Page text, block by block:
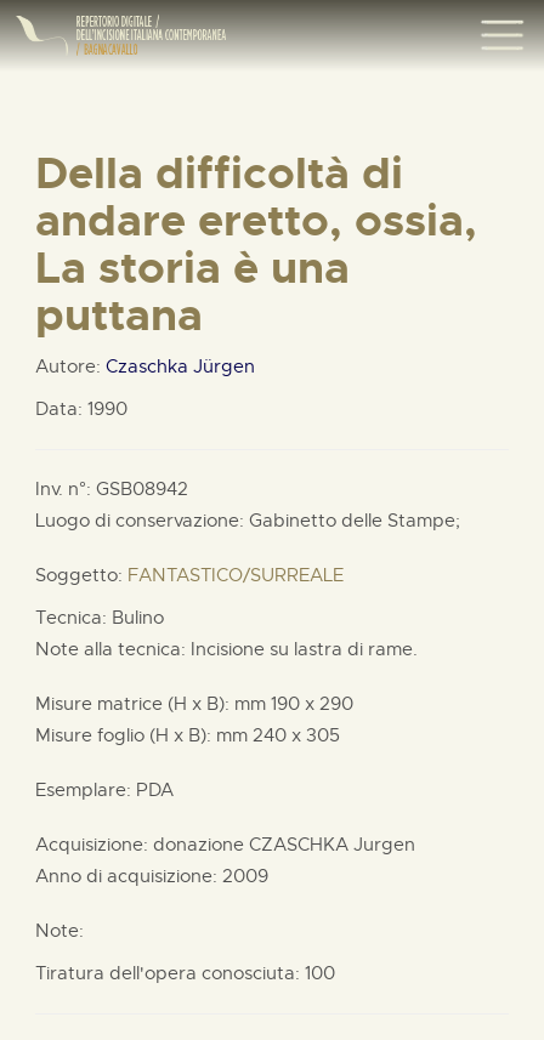
Della difficoltà di
andare eretto, ossia,
La storia è una
puttana
Autore: Czaschka Jürgen
Data: 1990
Inv. n°: GSB08942
Luogo di conservazione: Gabinetto delle Stampe;
Soggetto: FANTASTICO/SURREALE
Tecnica: Bulino
Note alla tecnica: Incisione su lastra di rame.
Misure matrice (H x B): mm 190 x 290
Misure foglio (H x B): mm 240 x 305
Esemplare: PDA
Acquisizione: donazione CZASCHKA Jurgen
Anno di acquisizione: 2009
Note:
Tiratura dell'opera conosciuta: 100